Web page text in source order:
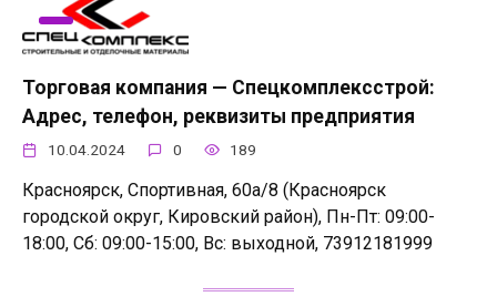
Торговая компания — Спецкомплексстрой:
Адрес, телефон, реквизиты предприятия
10.04.2024 0 189
Красноярск, Спортивная, 60а/8 (Красноярск
городской округ, Кировский район), Пн-Пт: 09:00-
18:00, Сб: 09:00-15:00, Вс: выходной, 73912181999